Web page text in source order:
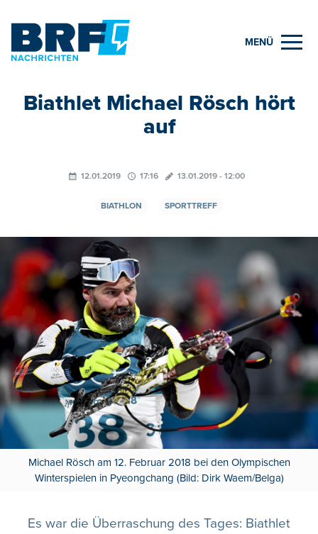
MENÜ
Biathlet Michael Rösch hört
auf
12.01.2019 17:16 13.01.2019 - 12:00
BIATHLON SPORTTREFF
Michael Rösch am 12. Februar 2018 bei den Olympischen
Winterspielen in Pyeongchang (Bild: Dirk Waem/Belga)
Es war die Überraschung des Tages: Biathlet